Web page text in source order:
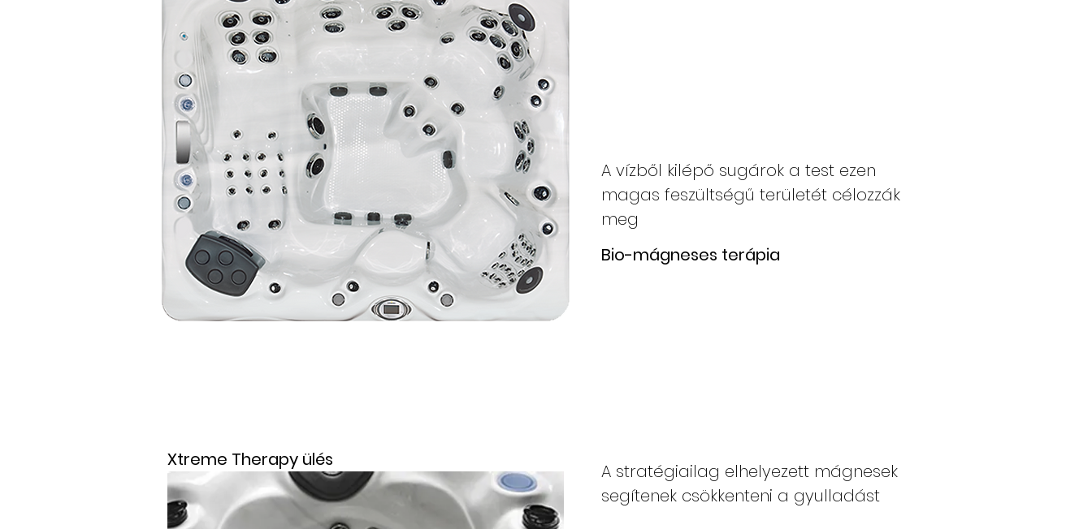
Xtreme Therapy ülés
A vízből kilépő sugárok a test ezen
magas feszültségű területét célozzák
meg
Bio-mágneses terápia
A stratégiailag elhelyezett mágnesek
segítenek csökkenteni a gyulladást